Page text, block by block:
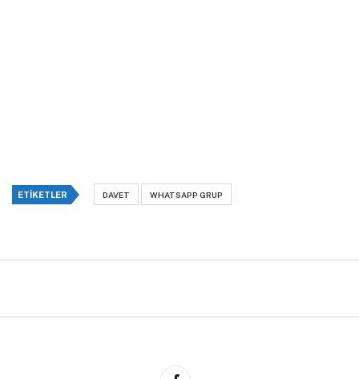
ETIKETLER DAVET WHATSAPP GRUP